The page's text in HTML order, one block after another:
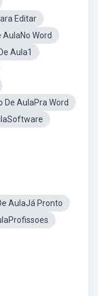
Editar
AulaNo Word
Aula1
De AulaPra Word
AulaJá Pronto